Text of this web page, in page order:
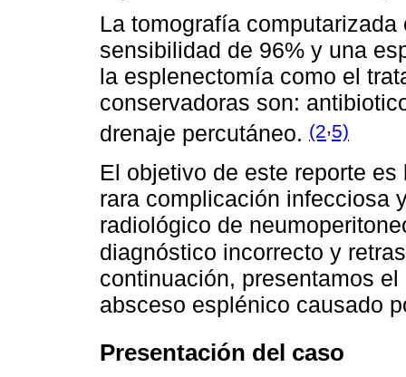
La tomografía
sensibilidad de 96% y una
la esplenectomía como el
conservadoras son:
drenaje percutáneo. (2,5)
El objetivo de este reporte
rara complicación infecciosa
radiológico de
diagnóstico incorrecto y
continuación, presentamos
absceso esplénico causado
Presentación del caso